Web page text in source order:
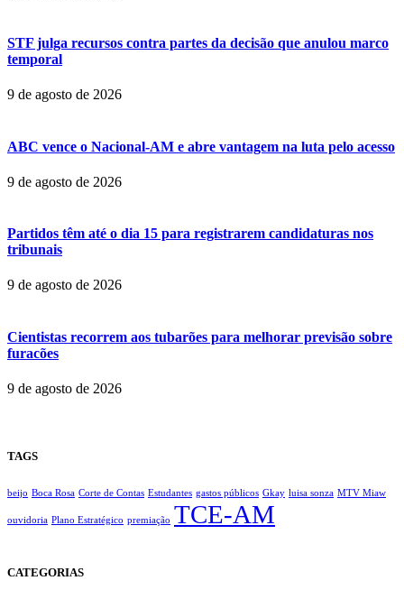
STF julga recursos contra partes da decisão que anulou marco
temporal
9 de agosto de 2026
ABC vence o Nacional-AM e abre vantagem na luta pelo acesso
9 de agosto de 2026
Partidos têm até o dia 15 para registrarem candidaturas nos
tribunais
9 de agosto de 2026
Cientistas recorrem aos tubarões para melhorar previsão sobre
furacões
9 de agosto de 2026
TAGS
beijo Boca Rosa Corte de Contas Estudantes gastos públicos Gkay luisa sonza MTV Miaw
ouvidoria Plano Estratégico premiação TCE-AM
CATEGORIAS